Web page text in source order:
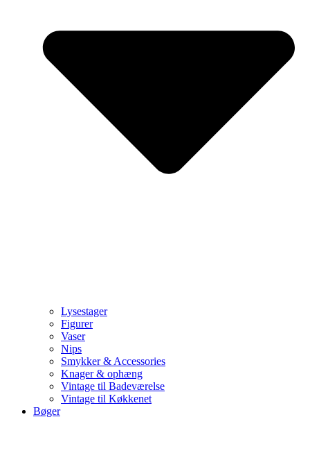
Lysestager
Figurer
Vaser
Nips
Smykker & Accessories
Knager & ophæng
Vintage til Badeværelse
Vintage til Køkkenet
Bøger